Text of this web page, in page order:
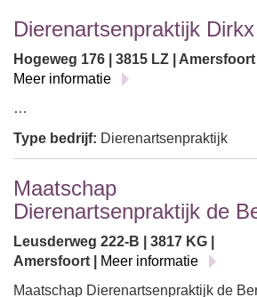
Dierenartsenpraktijk Dirkx
Hogeweg 176 | 3815 LZ | Amersfoort |
Meer informatie
…
Type bedrijf: Dierenartsenpraktijk
Maatschap
Dierenartsenpraktijk de
Leusderweg 222-B | 3817 KG |
Amersfoort |
Meer informatie
Maatschap Dierenartsenpraktijk de